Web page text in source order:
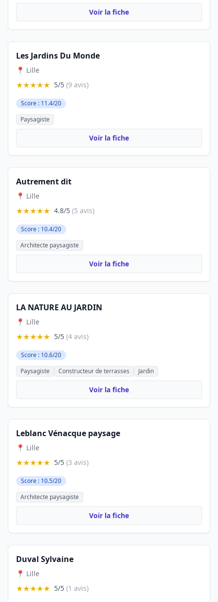
Voir la fiche
Les Jardins Du Monde
📍 Lille
★★★★★ 5/5 (9 avis)
Score : 11.4/20
Paysagiste
Voir la fiche
Autrement dit
📍 Lille
★★★★★ 4.8/5 (5 avis)
Score : 10.4/20
Architecte paysagiste
Voir la fiche
LA NATURE AU JARDIN
📍 Lille
★★★★★ 5/5 (4 avis)
Score : 10.6/20
Paysagiste
Constructeur de terrasses Jardin
Voir la fiche
Leblanc Vénacque paysage
📍 Lille
★★★★★ 5/5 (3 avis)
Score : 10.5/20
Architecte paysagiste
Voir la fiche
Duval Sylvaine
📍 Lille
★★★★★ 5/5 (1 avis)